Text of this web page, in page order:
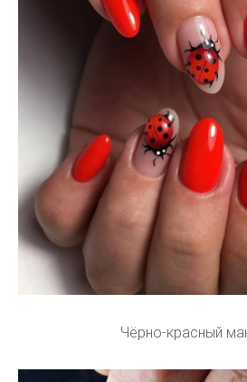
Чёрно-красный